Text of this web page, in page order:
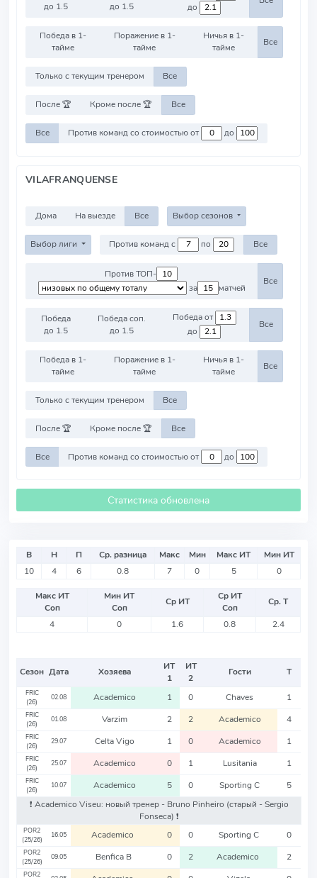
до 1.5
до 1.5
до
Победа в 1-
тайме
Поражение в 1-
тайме
Ничья в 1-
тайме
Все
Только с текущим тренером Все
После 🏆 Кроме после 🏆 Все
Все Против команд со стоимостью от до
VILAFRANQUENSE
Дома На выезде Все Выбор сезонов
Выбор лиги Против команд с по Все
Против ТОП-
за
матчей
Все
Победа
до 1.5
Победа соп.
до 1.5
Победа от
до
Все
Победа в 1-
тайме
Поражение в 1-
тайме
Ничья в 1-
тайме
Все
Только с текущим тренером Все
После 🏆 Кроме после 🏆 Все
Все Против команд со стоимостью от до
Статистика обновлена
В Н П Ср. разница Макс Мин Макс ИТ
Мин ИТ
10
4 6 0.8 7 0 5 0
Макс ИТ
Соп
Мин ИТ
Соп
Ср ИТ
Ср ИТ
Соп
Ср. Т
4
0 1.6 0.8 2.4
Сезон Дата Хозяева
ИТ
1
ИТ
2
Гости Т
FRIC
(26)
02.08 Academico 1 0 Chaves 1
FRIC
(26)
01.08 Varzim 2 2 Academico 4
FRIC
(26)
29.07 Celta Vigo 1 0 Academico 1
FRIC
(26)
25.07 Academico 0 1 Lusitania 1
FRIC
(26)
10.07 Academico 5 0 Sporting C
5
❗️ Academico Viseu: новый тренер - Bruno Pinheiro (старый - Sergio
Fonseca) ❗️
POR2
(25/26)
16.05 Academico 0 0 Sporting C 0
POR2
(25/26)
09.05 Benfica B 0 2 Academico 2
POR2